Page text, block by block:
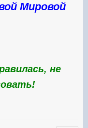
Мировой
не